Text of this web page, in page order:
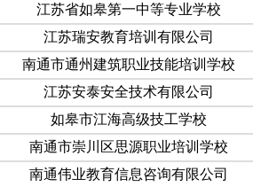
江苏省如皋第一中等专业学校
江苏瑞安教育培训有限公司
南通市通州建筑职业技能培训学校
江苏安泰安全技术有限公司
如皋市江海高级技工学校
南通市崇川区思源职业培训学校
南通伟业教育信息咨询有限公司